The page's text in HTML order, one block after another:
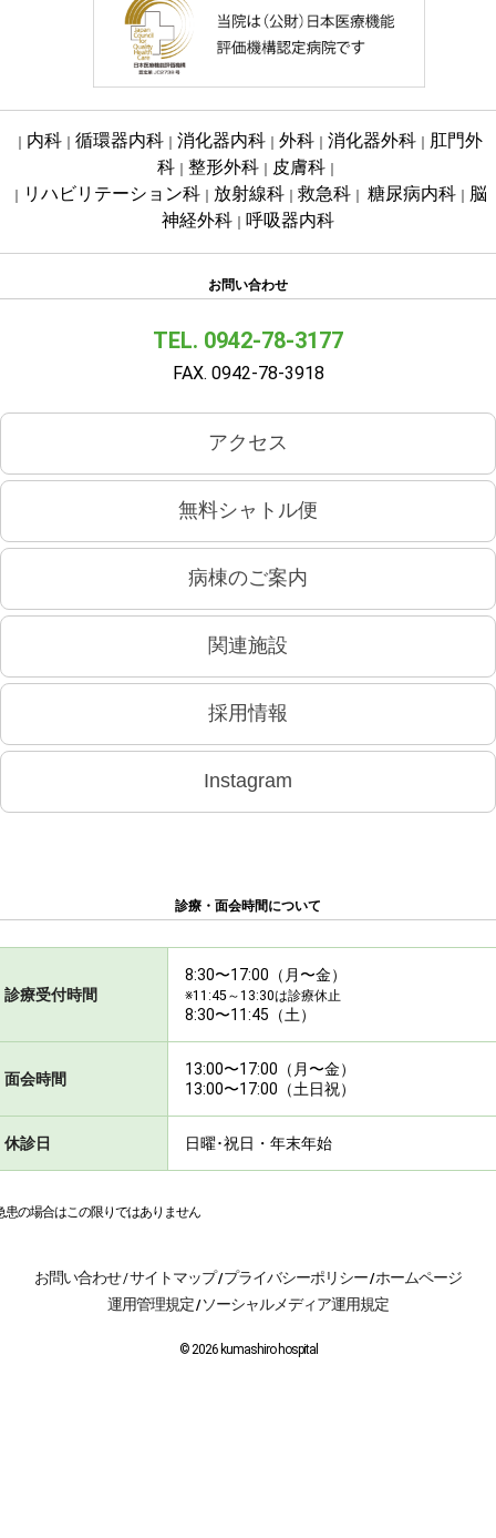
内科 循環器内科 消化器内科 外科 消化器外科
肛門外
科
整形外科 皮膚科
リハビリテーション科｜ 放射線科｜ 救急科｜ 糖尿病内科｜
脳
神経外科
呼吸器内科
お問い合わせ
TEL. 0942-78-3177
FAX. 0942-78-3918
アクセス
無料シャトル便
病棟のご案内
関連施設
採用情報
Instagram
診療・面会時間について
診療受付時間
8:30〜17:00（月〜金）
※11:45～13:30は診療休止
8:30〜11:45（土）
面会時間
13:00〜17:00（月〜金）
13:00〜17:00（土日祝）
休診日 日曜･祝日・年末年始
患の場合はこの限りではありません
お問い合わせ/サイトマップ/ プライバシーポリシー/ ホームページ
運用管理規定/ ソーシャルメディア運用規定
© 2026 kumashiro hospital